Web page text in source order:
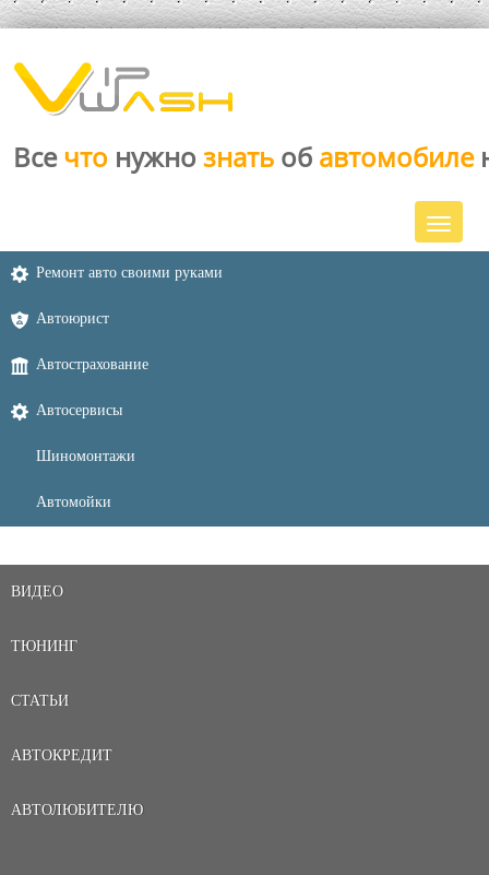
Все что нужно знать об автомобиле
Ремонт авто своими руками
Автоюрист
Автострахование
Автосервисы
Шиномонтажи
Автомойки
ВИДЕО
ТЮНИНГ
СТАТЬИ
АВТОКРЕДИТ
АВТОЛЮБИТЕЛЮ